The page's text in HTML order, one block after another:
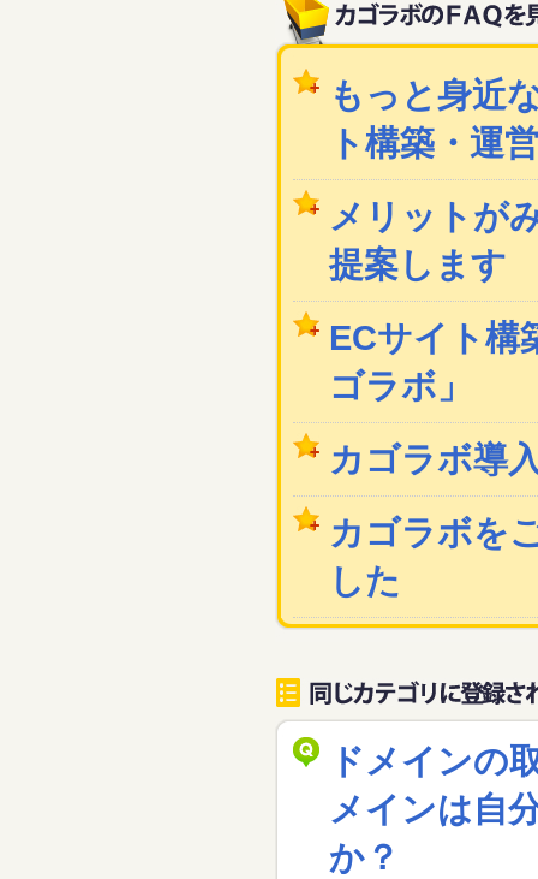
もっと身近
ト構築・運
メリットが
提案します
ECサイト構
ゴラボ」
カゴラボ導
カゴラボを
した
ドメインの
メインは自
か？